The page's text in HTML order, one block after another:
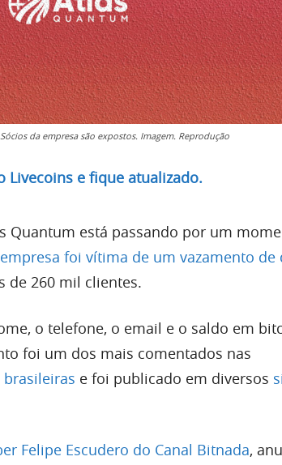
da empresa são expostos. Imagem. Reprodução
Livecoins e fique atualizado.
Quantum está passando por um
foi vítima de um vazamento de
de 260 mil clientes.
o telefone, o email e o saldo em
foi um dos mais comentados nas
e foi publicado em diversos
Felipe Escudero do Canal Bitnada,